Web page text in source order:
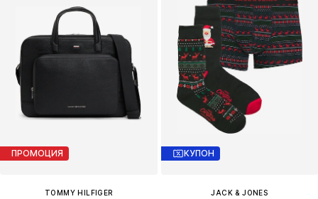
ПРОМОЦИЯ
TOMMY HILFIGER
КУПОН
JACK & JONES